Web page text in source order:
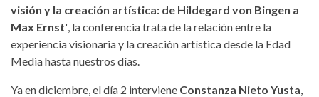
visión y la creación artística: de Hildegard von Bingen a
Max Ernst', la conferencia trata de la relación entre la
experiencia visionaria y la creación artística desde la Edad
Media hasta nuestros días.
Ya en diciembre, el día 2 interviene Constanza Nieto Yusta,